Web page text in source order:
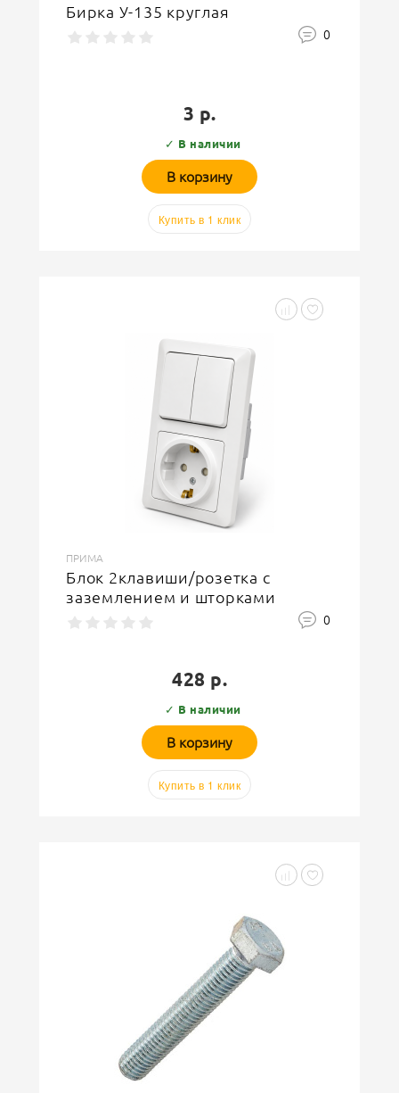
Бирка У-135 круглая
0
3 р.
✓ В наличии
В корзину
Купить в 1 клик
ПРИМА
Блок 2клавиши/розетка с
заземлением и шторками
0
428 р.
✓ В наличии
В корзину
Купить в 1 клик